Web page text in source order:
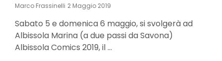
Marco Frassinelli Posted
2 Maggio 2019
Sabato 5 e domenica 6 maggio, si svolgerà ad
Albissola Marina (a due passi da Savona)
Albissola Comics 2019, il …